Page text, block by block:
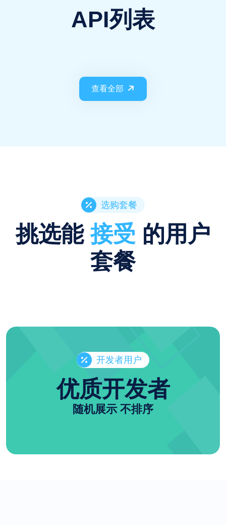
API列表
查看全部
选购套餐
挑选能接受 的用户
套餐
开发者用户
优质开发者
随机展示 不排序